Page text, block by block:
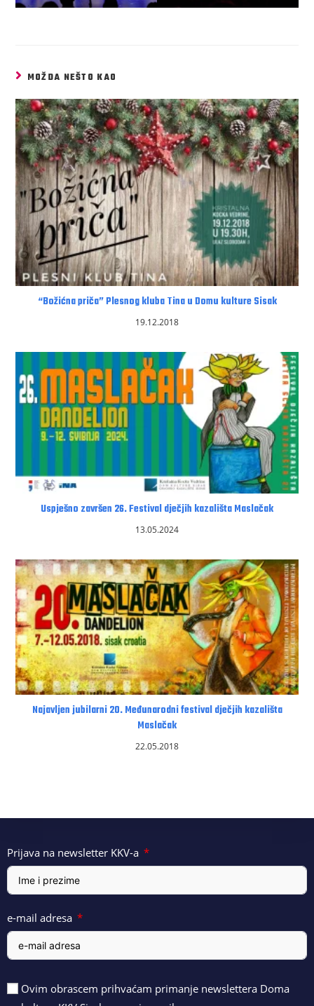
MOŽDA NEŠTO KAO
“Božićna priča” Plesnog kluba Tina u Domu kulture Sisak
19.12.2018
Uspješno završen 26. Festival dječjih kazališta Maslačak
13.05.2024
Najavljen jubilarni 20. Međunarodni festival dječjih kazališta
Maslačak
22.05.2018
Prijava na newsletter KKV-a
e-mail adresa
Ovim obrascem prihvaćam primanje newslettera Doma